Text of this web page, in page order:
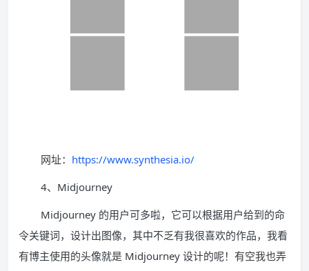
网址： https://www.synthesia.io/
4、Midjourney
Midjourney 的用户可多啦，它可以根据用户给到的命
令关键词，设计出图像，其中不乏有我很喜欢的作品，我看
有博主使用的头像就是 Midjourney 设计的呢！有空我也弄